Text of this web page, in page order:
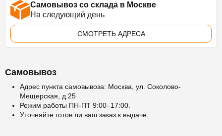
Самовывоз со склада в Москве
На следующий день
СМОТРЕТЬ АДРЕСА
Самовывоз
Адрес пункта самовывоза: Москва, ул. Соколово-
Мещерская, д.25
Режим работы ПН-ПТ 9:00–17:00.
Уточняйте готов ли ваш заказ к выдаче.